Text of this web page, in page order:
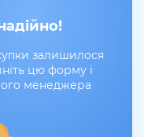
залишилося
цю форму і
менеджера